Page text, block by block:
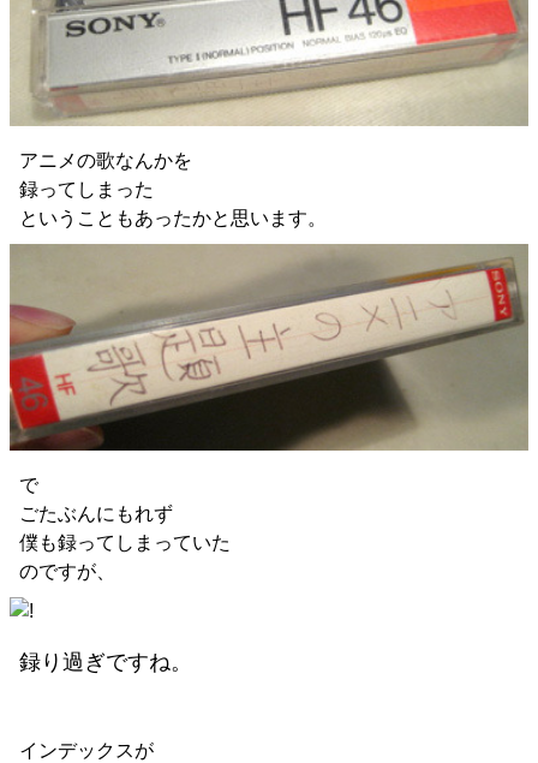
アニメの歌なんかを
録ってしまった
ということもあったかと思います。
で
ごたぶんにもれず
僕も録ってしまっていた
のですが、
録り過ぎですね。
インデックスが